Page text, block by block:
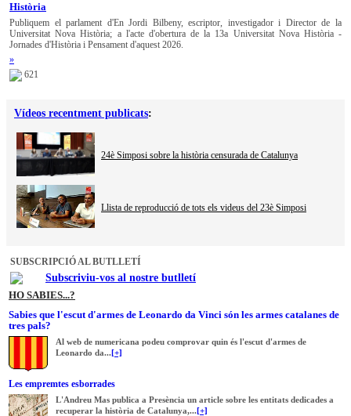
Història
Publiquem el parlament d'En Jordi Bilbeny, escriptor, investigador i Director de la
Universitat Nova Història; a l'acte d'obertura de la 13a Universitat Nova Història -
Jornades d'Història i Pensament d'aquest 2026.
»
621
Vídeos recentment publicats:
24è Simposi sobre la història censurada de Catalunya
Llista de reproducció de tots els videus del 23è Simposi
SUBSCRIPCIÓ AL BUTLLETÍ
Subscriviu-vos al nostre butlletí
HO SABIES...?
Sabies que l'escut d'armes de Leonardo da Vinci són les armes catalanes de
tres pals?
Al web de numericana podeu comprovar quin és l'escut d'armes de
Leonardo da...[+]
Les empremtes esborrades
L'Andreu Mas publica a Presència un article sobre les entitats dedicades a
recuperar la història de Catalunya,...[+]